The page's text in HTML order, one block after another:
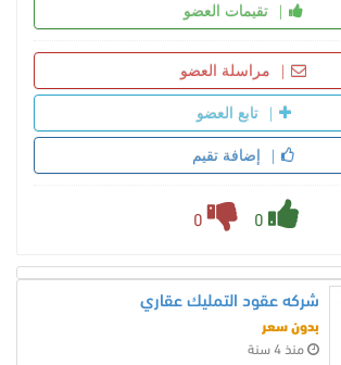
تقيمات العضو
مراسلة العضو
تابع العضو
إضافة تقيم
0
0
شركه عقود التمليك عقاري
بدون سعر
منذ 4 سنة